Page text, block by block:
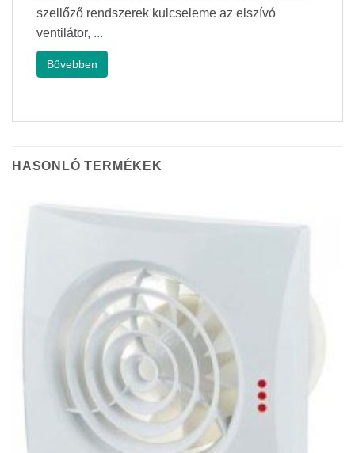
szellőző rendszerek kulcseleme az elszívó
ventilátor, ...
Bővebben
HASONLÓ TERMÉKEK